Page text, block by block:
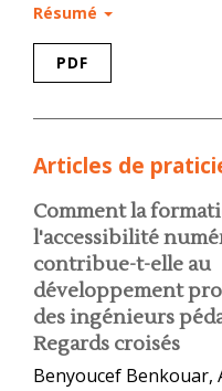
Résumé
PDF
Articles de
Comment la
l'accessibilité
contribue-t-elle au
développement
des ingénieurs
Regards croisés
Benyoucef Benkouar,